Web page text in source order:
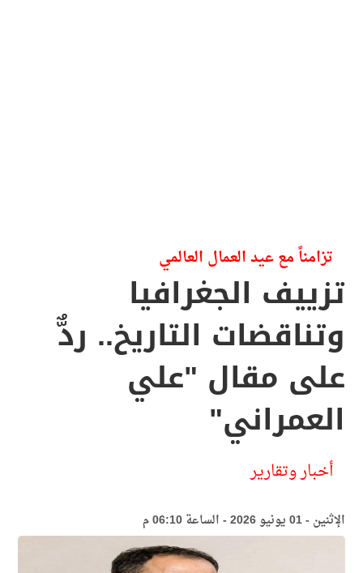
تزامناً مع عيد العمال العالمي
تزييف الجغرافيا
وتناقضات التاريخ.. ردٌّ
على مقال "علي
العمراني"
أخبار وتقارير
الإثنين - 01 يونيو 2026 - الساعة 06:10 م